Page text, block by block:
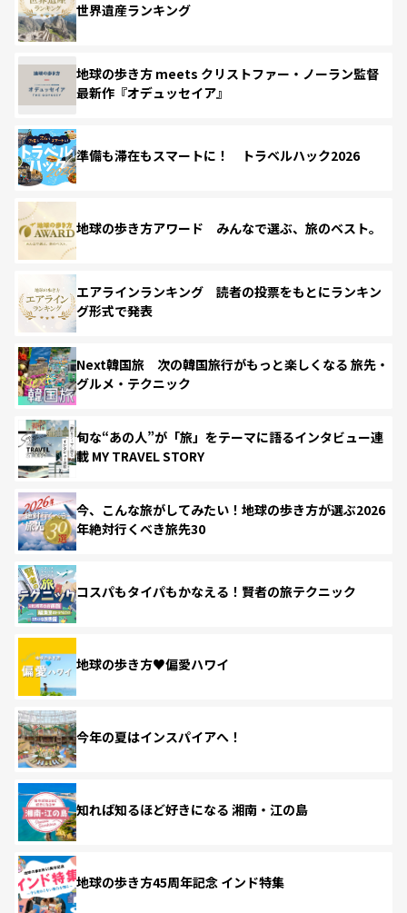
世界遺産ランキング
地球の歩き方 meets クリストファー・ノーラン監督
最新作『オデュッセイア』
準備も滞在もスマートに！ トラベルハック2026
地球の歩き方アワード みんなで選ぶ、旅のベスト。
エアラインランキング 読者の投票をもとにランキン
グ形式で発表
Next韓国旅 次の韓国旅行がもっと楽しくなる 旅先・
グルメ・テクニック
旬な“あの人”が「旅」をテーマに語るインタビュー連
載 MY TRAVEL STORY
今、こんな旅がしてみたい！地球の歩き方が選ぶ2026
年絶対行くべき旅先30
コスパもタイパもかなえる！賢者の旅テクニック
地球の歩き方♥偏愛ハワイ
今年の夏はインスパイアへ！
知れば知るほど好きになる 湘南・江の島
地球の歩き方45周年記念 インド特集